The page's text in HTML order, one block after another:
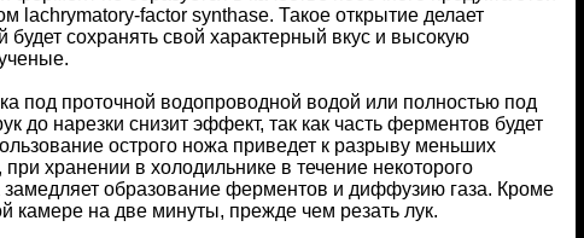
lachrymatory-factor synthase. Такое открытие делает
сохранять свой характерный вкус и высокую
под проточной водопроводной водой или полностью под
до нарезки снизит эффект, так как часть ферментов будет
острого ножа приведет к разрыву меньших
хранении в холодильнике в течение некоторого
замедляет образование ферментов и диффузию газа. Кроме
камере на две минуты, прежде чем резать лук.